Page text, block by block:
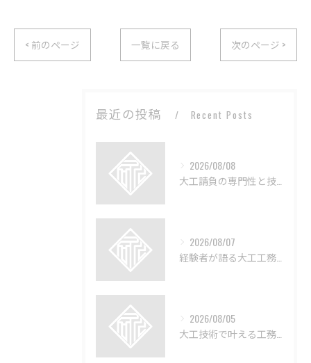
< 前のページ 一覧に戻る 次のページ >
最近の投稿 Recent Posts
2026/08/08
2026/08/07
2026/08/05